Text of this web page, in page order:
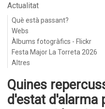
Actualitat
Què està passant?
Webs
Àlbums fotogràfics - Flickr
Festa Major La Torreta 2026
Altres
Quines
d'estat d'alarma